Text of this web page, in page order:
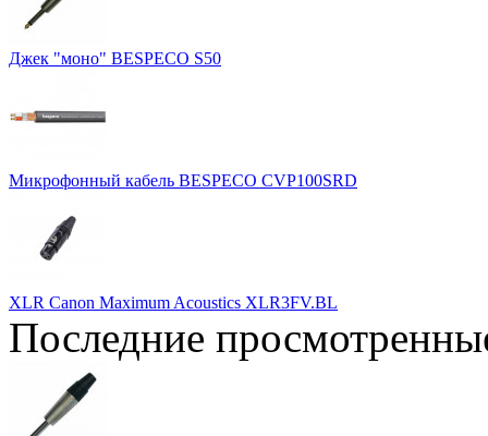
Джек "моно" BESPECO S50
Микрофонный кабель BESPECO CVP100SRD
XLR Canon Maximum Acoustics XLR3FV.BL
Последние